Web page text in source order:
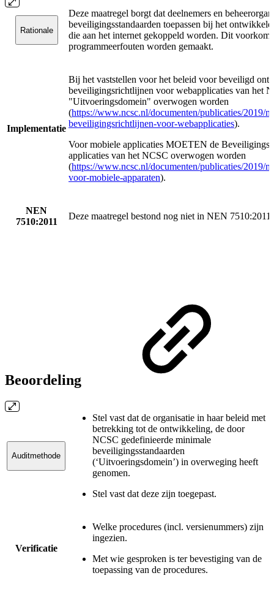
Rationale
Deze maatregel borgt dat deelnemers en
beveiligingsstandaarden toepassen bij het
die aan het internet gekoppeld worden. Dit voorkomt
programmeerfouten worden gemaakt.
Implementatie
Bij het vaststellen voor het beleid voor beveiligd
beveiligingsrichtlijnen voor webapplicaties van het
"Uitvoeringsdomein" overwogen worden
(https://www.ncsc.nl/documenten/publicaties/2019/
beveiligingsrichtlijnen-voor-webapplicaties).
Voor mobiele applicaties MOETEN de
applicaties van het NCSC overwogen worden
(https://www.ncsc.nl/documenten/publicaties/2019/
voor-mobiele-apparaten).
NEN
7510:2011
Deze maatregel bestond nog niet in NEN 7510:2011
Beoordeling
Auditmethode
Stel vast dat de organisatie in haar beleid met
betrekking tot de ontwikkeling, de door
NCSC gedefinieerde minimale
beveiligingsstandaarden
(‘Uitvoeringsdomein’) in overweging heeft
genomen.
Stel vast dat deze zijn toegepast.
Verificatie
Welke procedures (incl. versienummers) zijn
ingezien.
Met wie gesproken is ter bevestiging van de
toepassing van de procedures.